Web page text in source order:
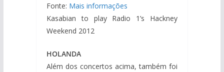
Fonte: Mais informações
Kasabian to play Radio 1’s Hackney
Weekend 2012
HOLANDA
Além dos concertos acima, também foi